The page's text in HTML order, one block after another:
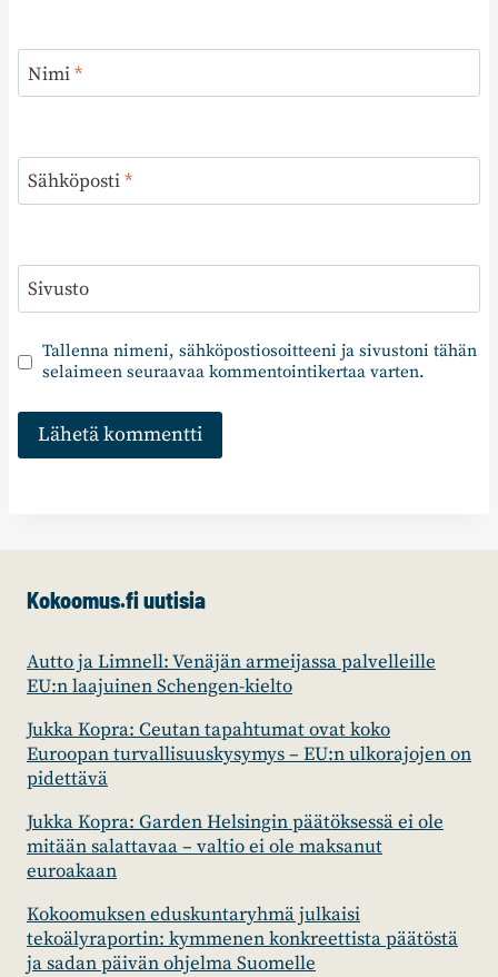
Nimi*
Sähköposti*
Sivusto
Tallenna nimeni, sähköpostiosoitteeni ja sivustoni tähän
selaimeen seuraavaa kommentointikertaa varten.
Kokoomus.fi uutisia
Autto ja Limnell: Venäjän armeijassa palvelleille
EU:n laajuinen Schengen-kielto
Jukka Kopra: Ceutan tapahtumat ovat koko
Euroopan turvallisuuskysymys – EU:n ulkorajojen on
pidettävä
Jukka Kopra: Garden Helsingin päätöksessä ei ole
mitään salattavaa – valtio ei ole maksanut
euroakaan
Kokoomuksen eduskuntaryhmä julkaisi
tekoälyraportin: kymmenen konkreettista päätöstä
ja sadan päivän ohjelma Suomelle